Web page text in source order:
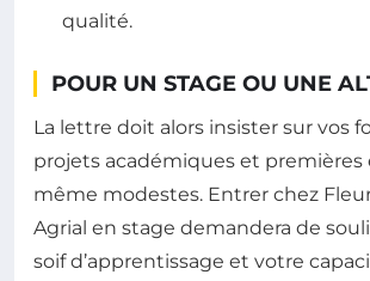
qualité.
POUR UN STAGE OU UNE
La lettre doit alors insister sur vos
projets académiques et premières
même modestes. Entrer chez
Agrial en stage demandera de
soif d’apprentissage et votre